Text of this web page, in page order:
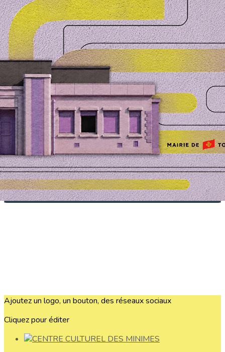
Exporter les lignes sélectionnées
Exporter toutes les colonnes
Exporter uniquement les colonnes affichées
Menu
?>
Images de la page d'accueil
Cliquez pour éditer
Texte, bouton et/ou inscription à la newsletter
Cliquez pour éditer
Je m'abonne à la newsletter
OK
Ajoutez un logo, un bouton, des réseaux sociaux
Cliquez pour éditer